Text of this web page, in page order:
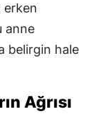
erken
anne
belirgin hale
Ağrısı